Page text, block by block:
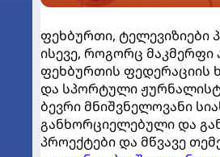
ფეხბურთი, ტელევიზიები
ისევე, როგორც მაკმერფი
ფეხბურთის ფედერაციის
და სპორტული
ბევრი მნიშვნელოვანი
განხორციელებული და
პროექტები და მწვავე